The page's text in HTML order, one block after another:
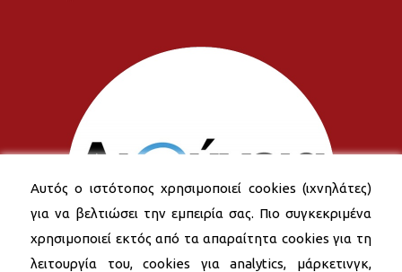
Αυτός ο ιστότοπος χρησιμοποιεί cookies (ιχνηλάτες)
για να βελτιώσει την εμπειρία σας. Πιο συγκεκριμένα
χρησιμοποιεί εκτός από τα απαραίτητα cookies για τη
λειτουργία του, cookies για analytics, μάρκετινγκ,